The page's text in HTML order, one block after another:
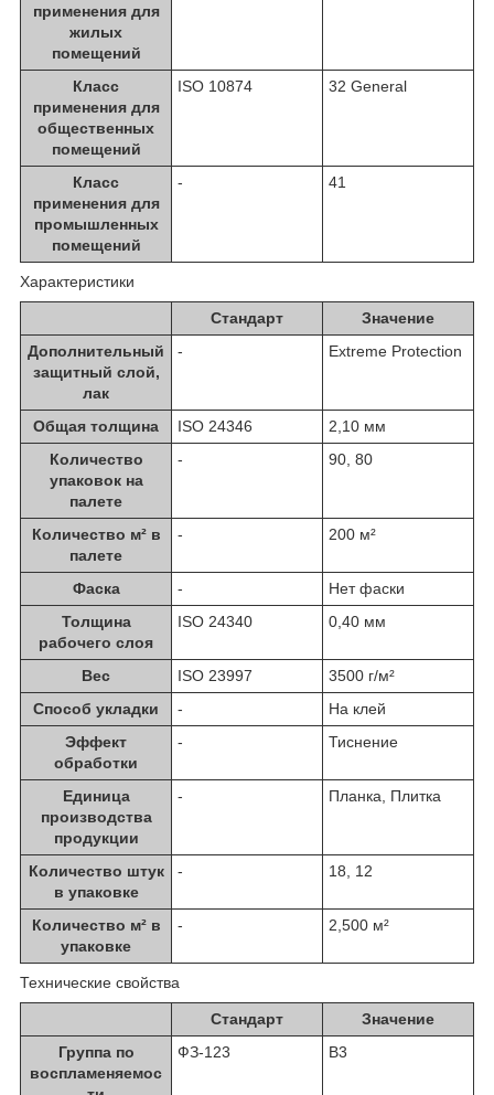
применения для
жилых
помещений
Класс
применения для
общественных
помещений
ISO 10874 32 General
Класс
применения для
промышленных
помещений
- 41
Характеристики
Стандарт
Значение
Дополнительный
защитный слой,
лак
- Extreme Protection
Общая толщина ISO 24346
2,10 мм
Количество
упаковок на
палете
- 90, 80
Количество м² в
палете
- 200 м²
Фаска -
Нет фаски
Толщина
рабочего слоя
ISO 24340 0,40 мм
Вес ISO 23997
3500 г/м²
Способ укладки
-
На клей
Эффект
обработки
- Тиснение
Единица
производства
продукции
- Планка, Плитка
Количество штук
в упаковке
- 18, 12
Количество м² в
упаковке
- 2,500 м²
Технические свойства
Стандарт
Значение
Группа по
воспламеняемос
ФЗ-123 В3